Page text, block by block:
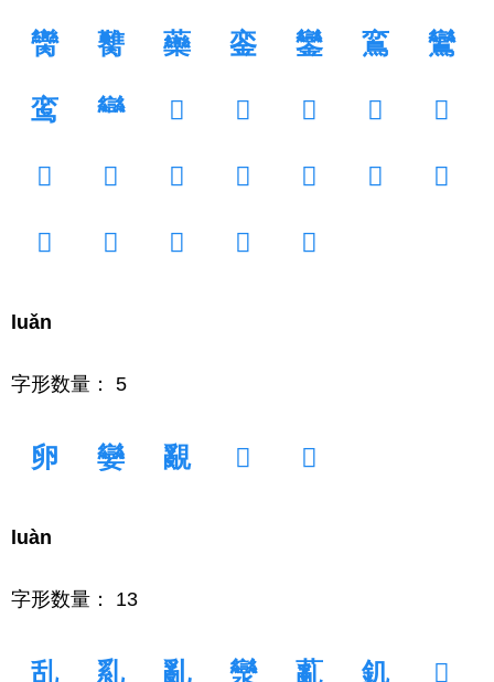
臠 臡 虊 銮 鑾 鵉 鸞
鸾 龻  𡰠 𢌕 𢺈 𤲶
𤼙 𦣋 𦣏 𧖘 𨄄 𨇼 𨈌
𨈎 𨊟 𩪾 𪢮 𰁜
luǎn
字形数量： 5
卵 孌 覶 𡡗 𱤦
luàn
字形数量： 13
乱 乿 亂 灓 薍 釠 𠦨